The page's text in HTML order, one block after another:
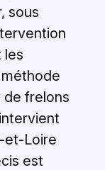
sous
les
de frelons
et-Loire
est